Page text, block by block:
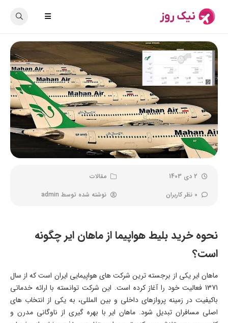
2 دی 1403
مقالات
0 نظر کاربران
نوشته شده توسط admin
نحوه خرید بلیط هواپیما از ماهان ایر چگونه
است؟
ماهان ایر یکی از برجسته ترین شرکت های هواپیمایی ایران است که از سال
1371 فعالیت خود را آغاز کرده است. این شرکت توانسته با ارائه خدماتی
باکیفیت در زمینه پروازهای داخلی و بین المللی، به یکی از انتخاب های
اصلی مسافران تبدیل شود. ماهان ایر با بهره گیری از ناوگانی مدرن و